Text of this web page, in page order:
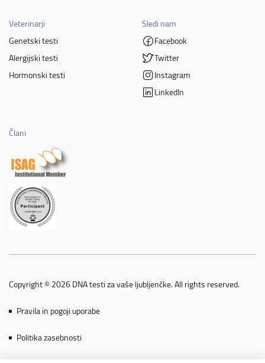
Veterinarji
Genetski testi
Alergijski testi
Hormonski testi
Sledi nam
Facebook
Twitter
Instagram
LinkedIn
Člani
Copyright © 2026 DNA testi za vaše ljubljenčke. All rights reserved.
Pravila in pogoji uporabe
Politika zasebnosti